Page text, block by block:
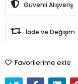
Güvenli Alışveriş
İade ve Değişim
Favorilerime ekle